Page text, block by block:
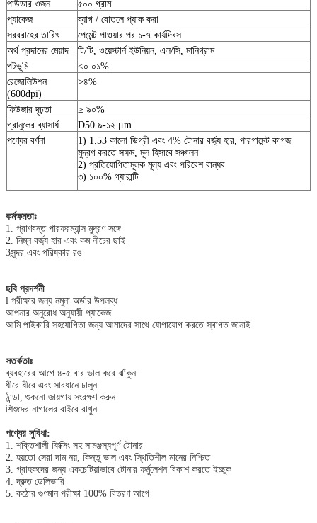
পাউডার ওজন
৫০০ গ্রাম
প্যাকেজ
ব্যাগ / বোতলে প্যাক করা
সরবরাহের তারিখ
পেমেন্ট পাওয়ার পর ১-৭ কার্যদিবস
অর্থ প্রদানের মেয়াদ
টি/টি, ওয়েস্টার্ন ইউনিয়ন, এল/সি, মানিগ্রাম
পটভূমি
<০.০১%
রেজোলিউশন
(600dpi)
>৪%
ফিউজার দৃঢ়তা
≥ ৯০%
গ্রানুলের ব্যাসার্ধ
D50 ৯-১২ μm
পণ্যের বর্ণনা
1) 1.53 কালো ডিগ্রী এবং 4% টোনার বর্জ্য হার, পারগামেন্ট কাগজ
মুদ্রণ করতে সক্ষম, মূল হিসাবে সঞ্চালন
2) প্রতিযোগিতামূলক মূল্য এবং পরিবেশ বান্ধব
৩) ১০০% গ্যারান্টি
কর্মক্ষমতাঃ
1. প্রাণবন্ত পারফরম্যান্স মুদ্রণ সঙ্গে
2. নিম্ন বর্জ্য হার এবং কম নীচের ছাই
3সুন্দর এবং পরিষ্কার রঙ
ছবি প্রদর্শনী
l পরীক্ষার জন্য নমুনা অর্ডার উপলব্ধ
আপনার অনুরোধ অনুযায়ী প্যাকেজ
আমি পাইকারি সহযোগিতা জন্য আমাদের সাথে যোগাযোগ করতে স্বাগত জানাই
সতর্কতাঃ
ব্যবহারের আগে ৪-৫ বার ভাল করে ঝাঁকুন
ধীরে ধীরে এবং সাবধানে ঢালুন
ঠান্ডা, শুকনো জায়গায় সংরক্ষণ করুন
শিশুদের নাগালের বাইরে রাখুন
পণ্যের সুবিধা:
1. শক্তিশালী ফিক্সিং সহ সামঞ্জস্যপূর্ণ টোনার
2. হয়তো সেরা দাম নয়, কিন্তু ভাল এবং স্থিতিশীল মানের নিশ্চিত
3. গ্রাহকদের জন্য একচেটিয়াভাবে টোনার ফর্মুলেশন বিকাশ করতে ইচ্ছুক
4. দ্রুত ডেলিভারি
5. কঠোর গুণমান পরীক্ষা 100% বিতরণ আগে